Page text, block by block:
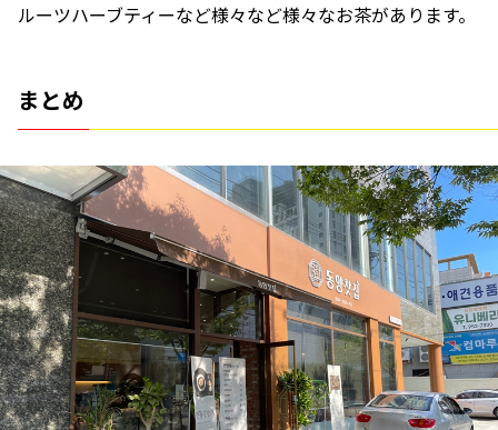
ルーツハーブティーなど様々など様々なお茶があります。
まとめ